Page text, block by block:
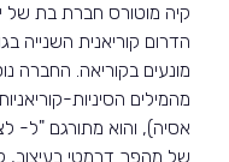
קיה מוטורס חברת בת של
הדרום קוריאנית השנייה
אסיה), והוא מתורגם "ל-
של מהפך דרמטי בעיצוב,